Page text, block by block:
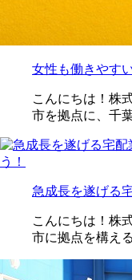
女性も働きやす
こんにちは！株
市を拠点に、千
急成長を遂げる
こんにちは！株
市に拠点を構え